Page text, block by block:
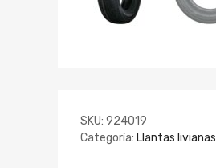
SKU: 924019
Categoría: Llantas livianas